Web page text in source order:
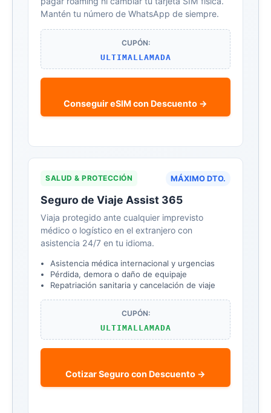
Mantén tu número de WhatsApp de siempre.
CUPÓN:
ULTIMALLAMADA
Conseguir eSIM con Descuento →
SALUD & PROTECCIÓN MÁXIMO DTO.
Seguro de Viaje Assist 365
Viaja protegido ante cualquier imprevisto
médico o logístico en el extranjero con
asistencia 24/7 en tu idioma.
Asistencia médica internacional y urgencias
Pérdida, demora o daño de equipaje
Repatriación sanitaria y cancelación de viaje
CUPÓN:
ULTIMALLAMADA
Cotizar Seguro con Descuento →